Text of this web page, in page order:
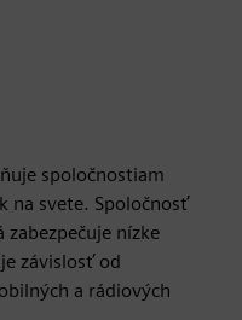
spoločnostiam
na svete. Spoločnosť
nízke
závislosť od
a rádiových